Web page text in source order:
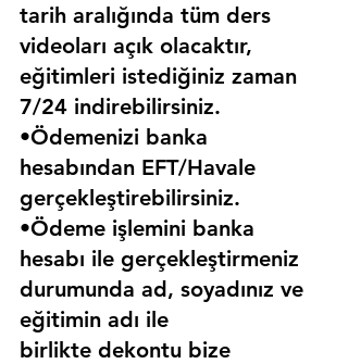
tarih aralığında tüm ders
videoları açık olacaktır,
eğitimleri istediğiniz zaman
7/24 indirebilirsiniz.
•Ödemenizi banka
hesabından EFT/Havale
gerçekleştirebilirsiniz.
•Ödeme işlemini banka
hesabı ile gerçekleştirmeniz
durumunda ad, soyadınız ve
eğitimin adı ile
birlikte dekontu bize